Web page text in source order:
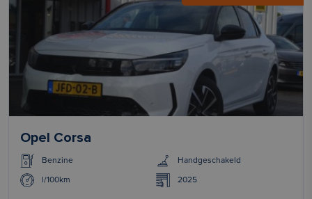
Opel Corsa
Benzine Handgeschakeld
l/100km 2025